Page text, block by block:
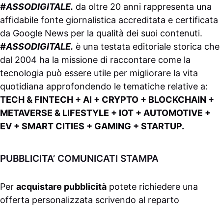
#ASSODIGITALE. da oltre 20 anni rappresenta una
affidabile fonte giornalistica accreditata e certificata
da Google News per la qualità dei suoi contenuti.
#ASSODIGITALE. è una testata editoriale storica che
dal 2004 ha la missione di raccontare come la
tecnologia può essere utile per migliorare la vita
quotidiana approfondendo le tematiche relative a:
TECH & FINTECH + AI + CRYPTO + BLOCKCHAIN +
METAVERSE & LIFESTYLE + IOT + AUTOMOTIVE +
EV + SMART CITIES + GAMING + STARTUP.
PUBBLICITA’ COMUNICATI STAMPA
Per acquistare pubblicità potete richiedere una
offerta personalizzata scrivendo al reparto